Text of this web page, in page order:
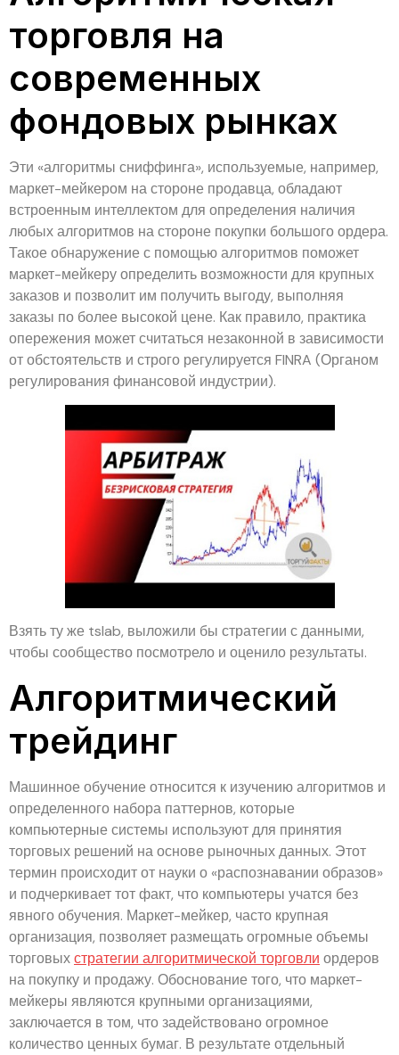
торговля на
современных
фондовых рынках
Эти «алгоритмы сниффинга», используемые, например,
маркет-мейкером на стороне продавца, обладают
встроенным интеллектом для определения наличия
любых алгоритмов на стороне покупки большого ордера.
Такое обнаружение с помощью алгоритмов поможет
маркет-мейкеру определить возможности для крупных
заказов и позволит им получить выгоду, выполняя
заказы по более высокой цене. Как правило, практика
опережения может считаться незаконной в зависимости
от обстоятельств и строго регулируется FINRA (Органом
регулирования финансовой индустрии).
Взять ту же tslab, выложили бы стратегии с данными,
чтобы сообщество посмотрело и оценило результаты.
Алгоритмический
трейдинг
Машинное обучение относится к изучению алгоритмов и
определенного набора паттернов, которые
компьютерные системы используют для принятия
торговых решений на основе рыночных данных. Этот
термин происходит от науки о «распознавании образов»
и подчеркивает тот факт, что компьютеры учатся без
явного обучения. Маркет-мейкер, часто крупная
организация, позволяет размещать огромные объемы
торговыхстратегии алгоритмической торговли ордеров
на покупку и продажу. Обоснование того, что маркет-
мейкеры являются крупными организациями,
заключается в том, что задействовано огромное
количество ценных бумаг. В результате отдельный